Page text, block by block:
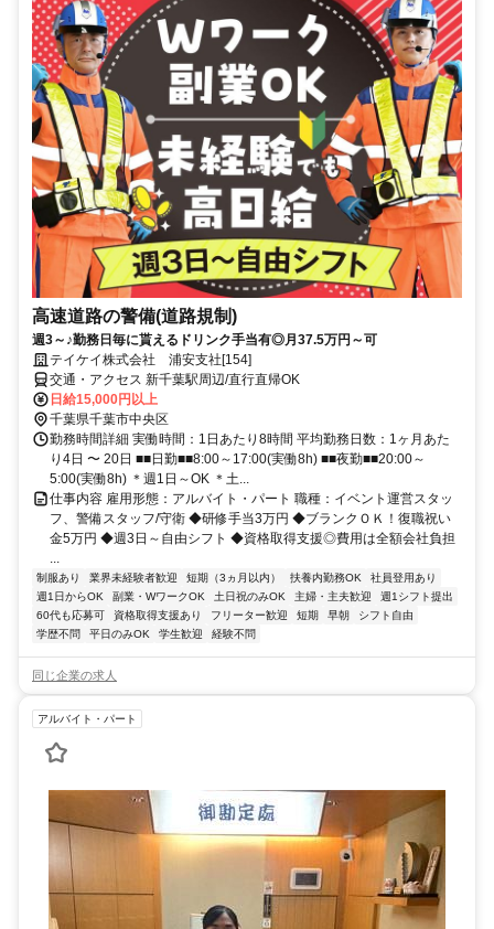
高速道路の警備(道路規制)
週3～♪勤務日毎に貰えるドリンク手当有◎月37.5万円～可
テイケイ株式会社 浦安支社[154]
交通・アクセス 新千葉駅周辺/直行直帰OK
日給15,000円以上
千葉県千葉市中央区
勤務時間詳細 実働時間：1日あたり8時間 平均勤務日数：1ヶ月あた
り4日 〜 20日 ■■日勤■■8:00～17:00(実働8h) ■■夜勤■■20:00～
5:00(実働8h) ＊週1日～OK ＊土...
仕事内容 雇用形態：アルバイト・パート 職種：イベント運営スタッ
フ、警備スタッフ/守衛 ◆研修手当3万円 ◆ブランクＯＫ！復職祝い
金5万円 ◆週3日～自由シフト ◆資格取得支援◎費用は全額会社負担
...
制服あり 業界未経験者歓迎 短期（3ヵ月以内） 扶養内勤務OK
社員登用あり
週1日からOK
副業・WワークOK 土日祝のみOK 主婦・主夫歓迎
週1シフト提出
60代も応募可
資格取得支援あり フリーター歓迎 短期 早朝
シフト自由
学歴不問
平日のみOK 学生歓迎 経験不問
同じ企業の求人
アルバイト・パート